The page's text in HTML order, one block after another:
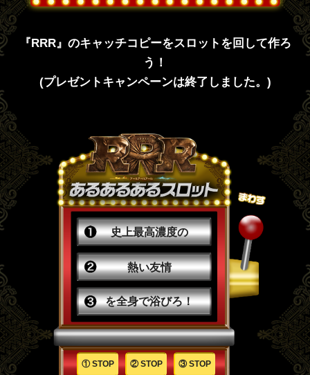
『RRR』のキャッチコピーをスロットを回して作ろ
う！
(プレゼントキャンペーンは終了しました。)
① STOP ② STOP ③ STOP
史上最高濃度の
熱い友情
を全身で浴びろ！